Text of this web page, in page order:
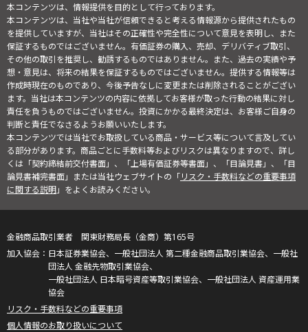
本コンテンツは、情報提供を目的として行っております。
本コンテンツは、当社や当社が信頼できると考える情報源から提供されたもの
を提供していますが、当社はその正確性や完全性について意見を表明し、また
保証するものではございません。有価証券の購入、売却、デリバティブ取引、
その他の取引を推奨し、勧誘するものではありません。また、過去の実績や予
想・意見は、将来の結果を保証するものではございません。提供する情報等は
作成時現在のものであり、今後予告なしに変更または削除されることがござい
ます。当社は本コンテンツの内容に依拠してお客様が取った行動の結果に対し
責任を負うものではございません。投資にかかる最終決定は、お客様ご自身の
判断と責任でなさるようお願いいたします。
本コンテンツでは当社でお取扱している商品・サービス等について言及してい
る部分があります。商品ごとに手数料等およびリスクは異なりますので、詳し
くは「契約締結前交付書面」、「上場有価証券等書面」、「目論見書」、「目
論見書補完書面」または当社ウェブサイトの「リスク・手数料などの重要事項
に関する説明」をよくお読みください。
金融商品取引業者 関東財務局長（金商）第165号
日本証券業協会、一般社団法人 第二種金融商品取引業協会、一般社
団法人 金融先物取引業協会、
一般社団法人 日本暗号資産等取引業協会、一般社団法人 資産運用業
協会
リスク・手数料などの重要事項
個人情報のお取り扱いについて